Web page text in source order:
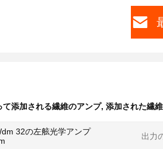
添加される繊維のアンプ, 添加された繊
32の左舷光学アンプ
出力